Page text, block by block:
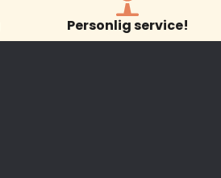
Personlig service!